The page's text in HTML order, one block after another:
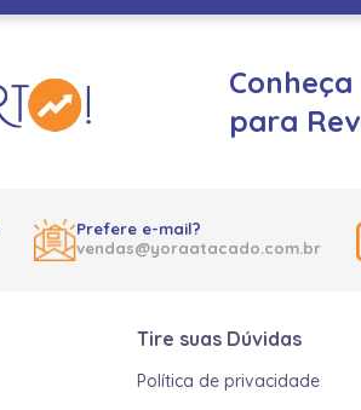
para
Prefere e-mail?
vendas@yoraatacado.com.br
Tire suas Dúvidas
Política de privacidade